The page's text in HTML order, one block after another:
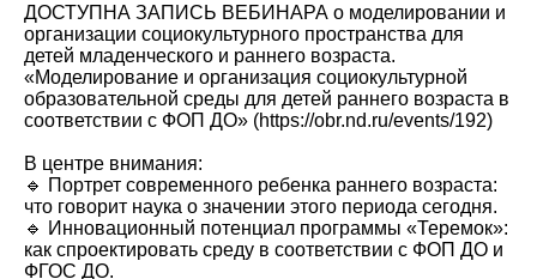
ДОСТУПНА ЗАПИСЬ ВЕБИНАРА о моделировании и
организации социокультурного пространства для
детей младенческого и раннего возраста.
«Моделирование и организация социокультурной
образовательной среды для детей раннего возраста в
соответствии с ФОП ДО» (https://obr.nd.ru/events/192)
В центре внимания:
🔹 Портрет современного ребенка раннего возраста:
что говорит наука о значении этого периода сегодня.
🔹 Инновационный потенциал программы «Теремок»:
как спроектировать среду в соответствии с ФОП ДО и
ФГОС ДО.